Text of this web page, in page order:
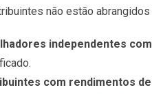
não estão
independentes com
com rendimentos